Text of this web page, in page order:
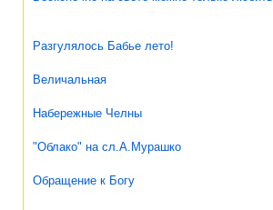
Разгулялось Бабье лето!
Величальная
Набережные Челны
"Облако" на сл.А.Мурашко
Обращение к Богу